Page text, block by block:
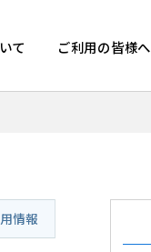
て ご利用の皆様へ
情報